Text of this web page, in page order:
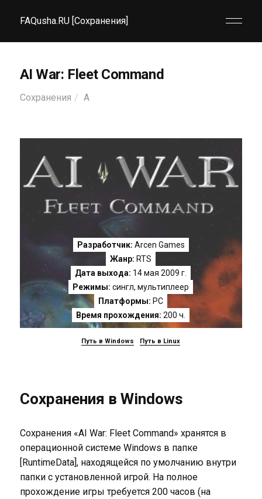
FAQusha.RU [Сохранения]
AI War: Fleet Command
Сохранения A
Разработчик: Arcen Games
Жанр: RTS
Дата выхода: 14 мая 2009 г.
Режимы: сингл, мультиплеер
Платформы: PC
Время прохождения: 200 ч.
Путь в Windows Путь в Linux
Сохранения в Windows
Сохранения «AI War: Fleet Command» хранятся в
операционной системе Windows в папке
[RuntimeData], находящейся по умолчанию внутри
папки с установленной игрой. На полное
прохождение игры требуется 200 часов (на